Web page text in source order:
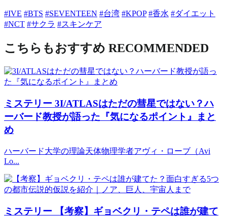
#IVE #BTS #SEVENTEEN #台湾 #KPOP #香水 #ダイエット
#NCT #サクラ #スキンケア
こちらもおすすめ RECOMMENDED
ミステリー 3I/ATLASはただの彗星ではない？ハ
ーバード教授が語った『気になるポイント』まと
め
ハーバード大学の理論天体物理学者アヴィ・ローブ（Avi
Lo...
ミステリー 【考察】ギョベクリ・テペは誰が建て